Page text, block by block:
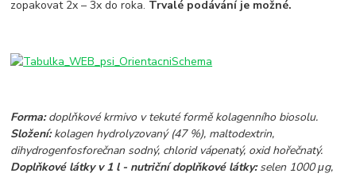
zopakovat 2x – 3x do roka. Trvalé podávání je možné.
Forma:doplňkové krmivo v tekuté formě kolagenního biosolu.
Složení:kolagen hydrolyzovaný (47 %), maltodextrin,
dihydrogenfosforečnan sodný, chlorid vápenatý, oxid hořečnatý.
Doplňkové látky v 1 l - nutriční doplňkové látky:selen 1000 μg,